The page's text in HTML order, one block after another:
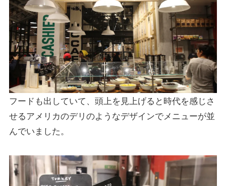
フードも出していて、頭上を見上げると時代を感じさ
せるアメリカのデリのようなデザインでメニューが並
んでいました。